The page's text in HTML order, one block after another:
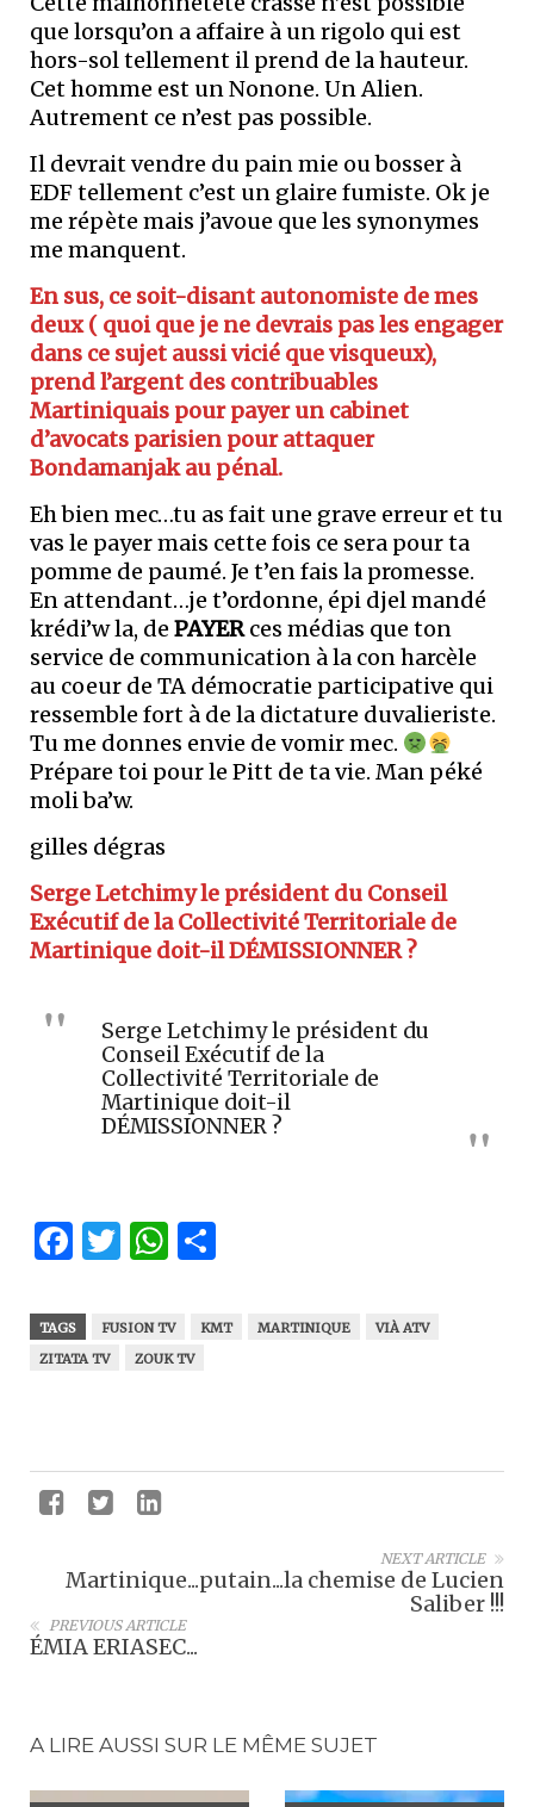
que lorsqu’on a affaire à un rigolo qui est
hors-sol tellement il prend de la hauteur.
Cet homme est un Nonone. Un Alien.
Autrement ce n’est pas possible.
Il devrait vendre du pain mie ou bosser à
EDF tellement c’est un glaire fumiste. Ok je
me répète mais j’avoue que les synonymes
me manquent.
En sus, ce soit-disant autonomiste de mes
deux ( quoi que je ne devrais pas les engager
dans ce sujet aussi vicié que visqueux),
prend l’argent des contribuables
Martiniquais pour payer un cabinet
d’avocats parisien pour attaquer
Bondamanjak au pénal.
Eh bien mec…tu as fait une grave erreur et tu
vas le payer mais cette fois ce sera pour ta
pomme de paumé. Je t’en fais la promesse.
En attendant…je t’ordonne, épi djel mandé
krédi’w la, de PAYERces médias que ton
service de communication à la con harcèle
au coeur de TA démocratie participative qui
ressemble fort à de la dictature duvalieriste.
Tu me donnes envie de vomir mec.
Prépare toi pour le Pitt de ta vie. Man péké
moli ba’w.
gilles dégras
Serge Letchimy le président du Conseil
Exécutif de la Collectivité Territoriale de
Martinique doit-il DÉMISSIONNER ?
Serge Letchimy le président du
Conseil Exécutif de la
Collectivité Territoriale de
Martinique doit-il
DÉMISSIONNER ?
Facebook
Twitter
WhatsApp
TAGS FUSION TV KMT MARTINIQUE
VIÀ ATV
ZITATA TV
ZOUK TV
NEXT ARTICLE
Martinique...putain...la chemise de Lucien
Saliber !!!
PREVIOUS ARTICLE
ÉMIA ERIASEC...
A LIRE AUSSI SUR LE MÊME SUJET